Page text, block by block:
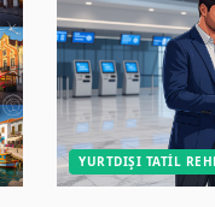
YURTDIŞI TATIL